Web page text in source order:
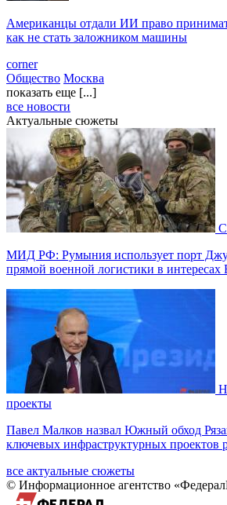
Американцы отдали ИИ право
как не стать заложником машины
corner
Общество Москва
показать еще [...]
все новости
Актуальные сюжеты
МИД РФ: Румыния использует порт
прямой военной логистики в
проекты
Павел Малков назвал Южный обход
ключевых инфраструктурных проектов
все актуальные сюжеты
© Информационное агентство